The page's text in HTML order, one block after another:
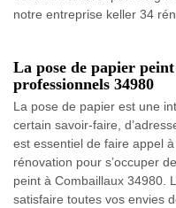
notre entreprise keller 34
La pose de papier
professionnels 34980
La pose de papier est une
certain savoir-faire,
est essentiel de faire appel
rénovation pour s’occuper
peint à Combaillaux 34980.
satisfaire toutes vos envies